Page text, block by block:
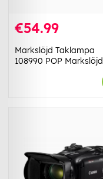
€54.99
Markslöjd Taklampa
108990 POP Markslöjd